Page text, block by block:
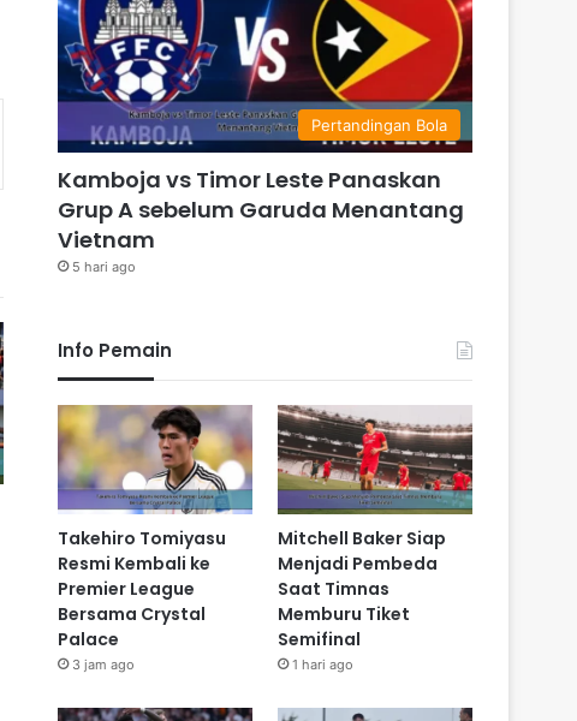
Pertandingan Bola
Kamboja vs Timor Leste Panaskan
Grup A sebelum Garuda Menantang
Vietnam
5 hari ago
Info Pemain
Takehiro Tomiyasu
Resmi Kembali ke
Premier League
Bersama Crystal
Palace
3 jam ago
Mitchell Baker Siap
Menjadi Pembeda
Saat Timnas
Memburu Tiket
Semifinal
1 hari ago